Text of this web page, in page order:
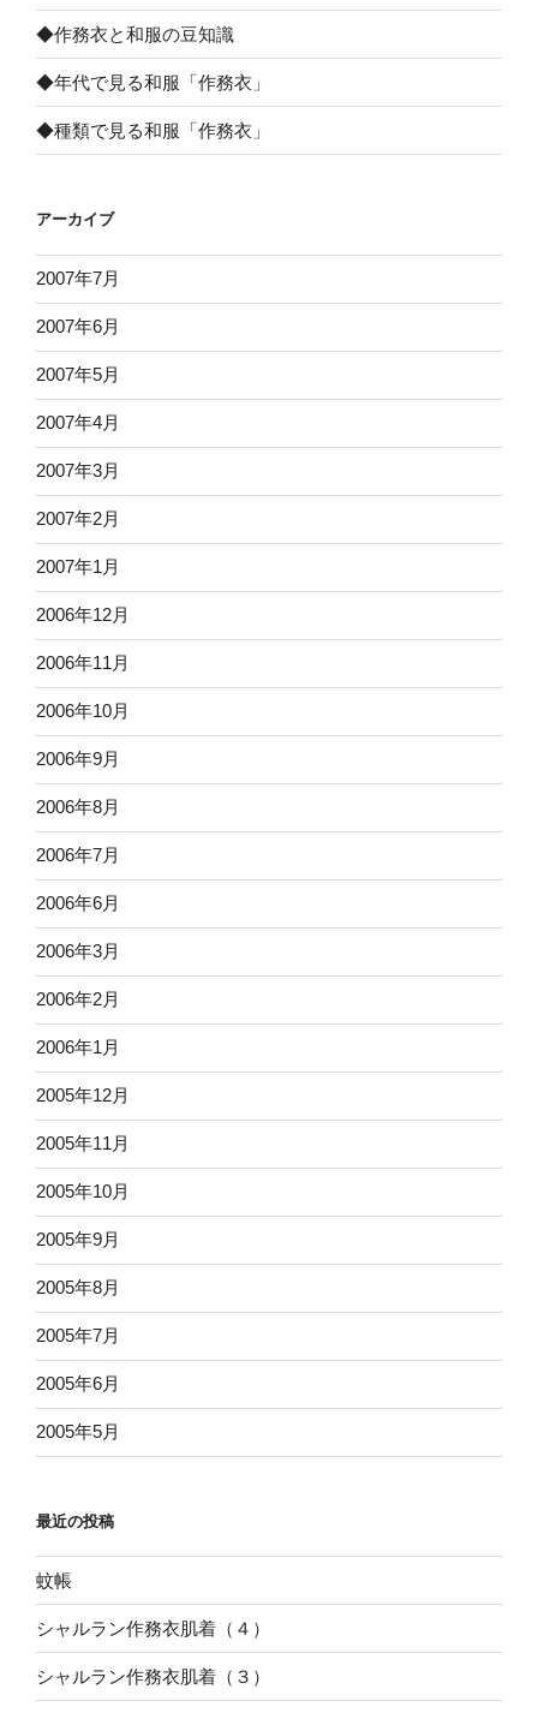
◆作務衣と和服の豆知識
◆年代で見る和服「作務衣」
◆種類で見る和服「作務衣」
アーカイブ
2007年7月
2007年6月
2007年5月
2007年4月
2007年3月
2007年2月
2007年1月
2006年12月
2006年11月
2006年10月
2006年9月
2006年8月
2006年7月
2006年6月
2006年3月
2006年2月
2006年1月
2005年12月
2005年11月
2005年10月
2005年9月
2005年8月
2005年7月
2005年6月
2005年5月
最近の投稿
蚊帳
シャルラン作務衣肌着（４）
シャルラン作務衣肌着（３）